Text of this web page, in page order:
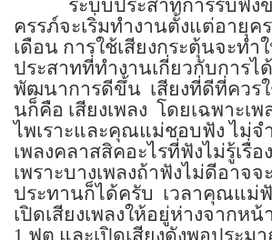
ระบบประสาทการรับฟัง
ครรภ์จะเริ่มทำงานตั้งแต่อายุค
เดือน การใช้เสียงกระตุ้นจะทำ
ประสาทที่ทำงานเกี่ยวกับการไ
พัฒนาการดีขึ้น เสียงที่ดีที่ควร
นก็คือ เสียงเพลง โดยเฉพาะเ
ไพเราะและคุณแม่ชอบฟัง ไม่จ
เพลงคลาสสิคอะไรที่ฟังไม่รู้เรื่อ
เพราะบางเพลงถ้าฟังไม่ดีอาจจ
ประทานก็ได้ครับ เวลาคุณแม่ฟั
เปิดเสียงเพลงให้อยู่ห่างจากห
1 ฟุต และเปิดเสียงดังพอประม